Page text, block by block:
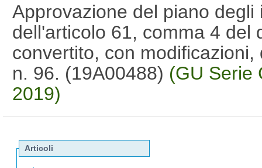
Approvazione del piano degli
dell'articolo 61, comma 4 del
convertito, con
n. 96. (19A00488) (GU Serie
2019)